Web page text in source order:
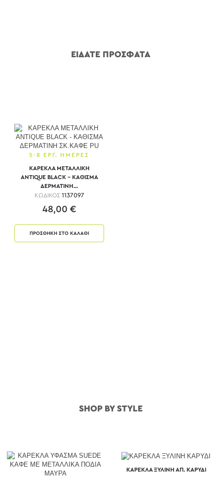
ΕΙΔΑΤΕ ΠΡΟΣΦΑΤΑ
5-8 ΕΡΓ. ΗΜΕΡΕΣ
ΚΑΡΕΚΛΑ ΜΕΤΑΛΛΙΚΗ
ANTIQUE BLACK - ΚΑΘΙΣΜΑ
ΔΕΡΜΑΤΙΝΗ...
ΚΩΔΙΚΟΣ 1137097
48,00 €
ΠΡΟΣΘΗΚΗ ΣΤΟ ΚΑΛΑΘΙ
SHOP BY STYLE
ΚΑΡΕΚΛΑ ΞΥΛΙΝΗ ΑΠ. ΚΑΡΥΔΙ